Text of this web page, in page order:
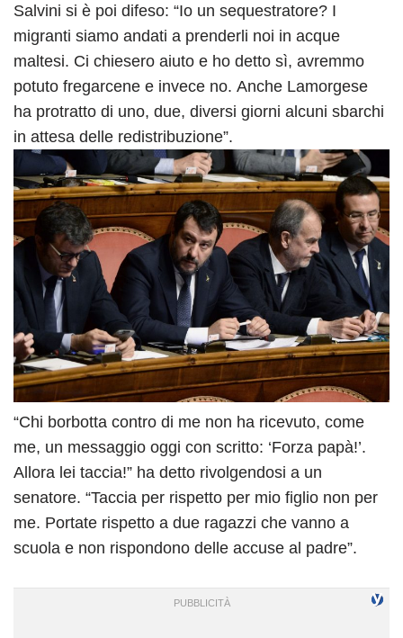
Salvini si è poi difeso: “Io un sequestratore? I
migranti siamo andati a prenderli noi in acque
maltesi. Ci chiesero aiuto e ho detto sì, avremmo
potuto fregarcene e invece no. Anche Lamorgese
ha protratto di uno, due, diversi giorni alcuni sbarchi
in attesa delle redistribuzione”.
“Chi borbotta contro di me non ha ricevuto, come
me, un messaggio oggi con scritto: ‘Forza papà!’.
Allora lei taccia!” ha detto rivolgendosi a un
senatore. “Taccia per rispetto per mio figlio non per
me. Portate rispetto a due ragazzi che vanno a
scuola e non rispondono delle accuse al padre”.